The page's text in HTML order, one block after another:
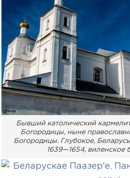
Бывший католический
Богородицы, ныне
Богородицы. Глубокое,
1639—1654, виленское